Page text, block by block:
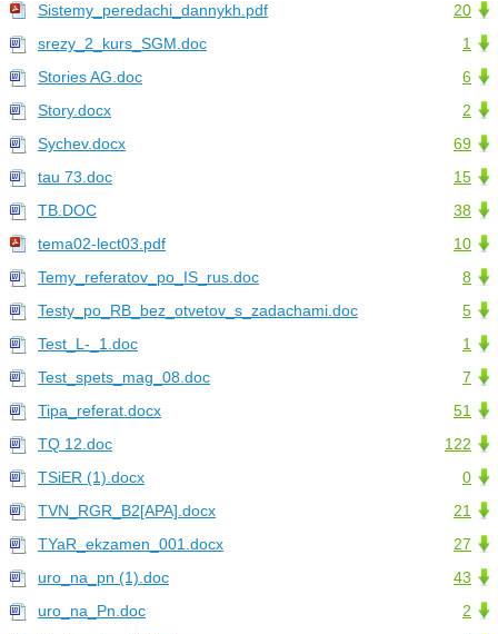
20
Sistemy_peredachi_dannykh.pdf
1
srezy_2_kurs_SGM.doc
6
Stories AG.doc
2
Story.docx
69
Sychev.docx
15
tau 73.doc
38
TB.DOC
10
tema02-lect03.pdf
8
Temy_referatov_po_IS_rus.doc
5
Testy_po_RB_bez_otvetov_s_zadachami.doc
1
Test_L-_1.doc
7
Test_spets_mag_08.doc
51
Tipa_referat.docx
122
TQ 12.doc
0
TSiER (1).docx
21
TVN_RGR_В2[АРА].docx
27
TYaR_ekzamen_001.docx
43
uro_na_pn (1).doc
2
uro_na_Pn.doc